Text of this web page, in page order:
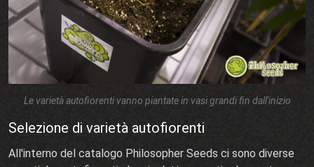
Le varietà autofiorenti vanno piantate in vasi grandi fin dall'inizio
Selezione di varietà autofiorenti
All'interno del catalogo Philosopher Seeds ci sono diverse